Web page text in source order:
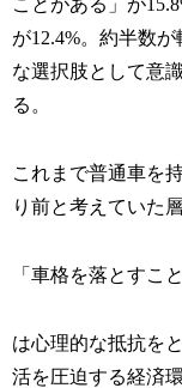
ことがある」が
が12.4%。約半数
な選択肢として意
る。
これまで普通車を
り前と考えていた
「車格を落とすこと
は心理的な抵抗を
活を圧迫する経済